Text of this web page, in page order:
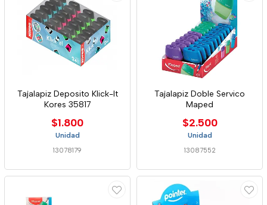
Tajalapiz Deposito Klick-It
Kores 35817
$1.800
Unidad
13078179
Tajalapiz Doble Servico
Maped
$2.500
Unidad
13087552